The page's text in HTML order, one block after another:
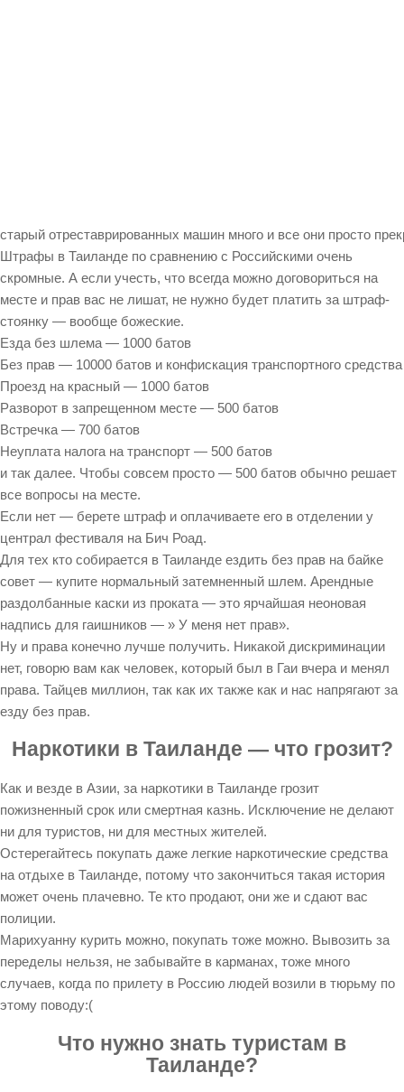
старый отреставрированных машин много и все они просто
Штрафы в Таиланде по сравнению с Российскими очень
скромные. А если учесть, что всегда можно договориться на
месте и прав вас не лишат, не нужно будет платить за штраф-
стоянку — вообще божеские.
Езда без шлема — 1000 батов
Без прав — 10000 батов и конфискация транспортного средства
Проезд на красный — 1000 батов
Разворот в запрещенном месте — 500 батов
Встречка — 700 батов
Неуплата налога на транспорт — 500 батов
и так далее. Чтобы совсем просто — 500 батов обычно решает
все вопросы на месте.
Если нет — берете штраф и оплачиваете его в отделении у
централ фестиваля на Бич Роад.
Для тех кто собирается в Таиланде ездить без прав на байке
совет — купите нормальный затемненный шлем. Арендные
раздолбанные каски из проката — это ярчайшая неоновая
надпись для гаишников — » У меня нет прав».
Ну и права конечно лучше получить. Никакой дискриминации
нет, говорю вам как человек, который был в Гаи вчера и менял
права. Тайцев миллион, так как их также как и нас напрягают за
езду без прав.
Наркотики в Таиланде — что грозит?
Как и везде в Азии, за наркотики в Таиланде грозит
пожизненный срок или смертная казнь. Исключение не делают
ни для туристов, ни для местных жителей.
Остерегайтесь покупать даже легкие наркотические средства
на отдыхе в Таиланде, потому что закончиться такая история
может очень плачевно. Те кто продают, они же и сдают вас
полиции.
Марихуанну курить можно, покупать тоже можно. Вывозить за
переделы нельзя, не забывайте в карманах, тоже много
случаев, когда по прилету в Россию людей возили в тюрьму по
этому поводу:(
Что нужно знать туристам в
Таиланде?